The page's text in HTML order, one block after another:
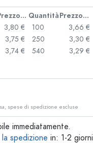
Prezzo cad. Quantità
Prezzo cad.
3,80 €
3,75 €
3,74 €
100
3,66 €
250
3,30 €
540
3,29 €
spese di spedizione escluse
immediatamente.
spedizione in: 1-2 giorni